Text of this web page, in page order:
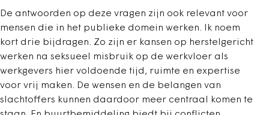
De antwoorden op deze vragen zijn ook relevant voor
mensen die in het publieke domein werken. Ik noem
kort drie bijdragen. Zo zijn er kansen op herstelgericht
werken na seksueel misbruik op de werkvloer als
werkgevers hier voldoende tijd, ruimte en expertise
voor vrij maken. De wensen en de belangen van
slachtoffers kunnen daardoor meer centraal komen te